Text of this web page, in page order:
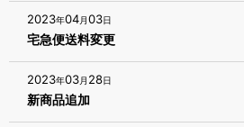
2023年04月03日
宅急便送料変更
2023年03月 28日
新商品追加